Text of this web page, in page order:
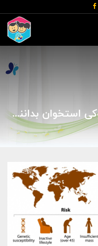
آنچه بانوان باید در مورد پوکی استخوان بدانند- مجله مادر گوپی
آنچه بانوان باید در مورد پوکی